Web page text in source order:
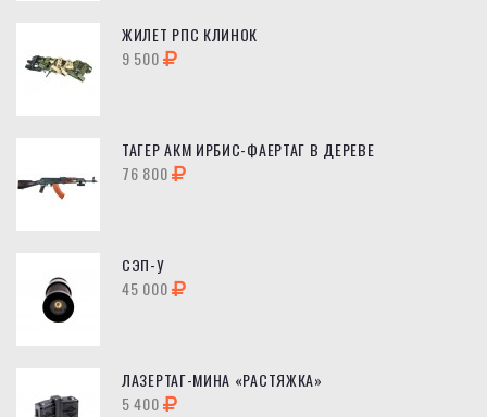
ЖИЛЕТ РПС КЛИНОК
9 500
ТАГЕР АКМ ИРБИС-ФАЕРТАГ В ДЕРЕВЕ
76 800
СЭП-У
45 000
ЛАЗЕРТАГ-МИНА «РАСТЯЖКА»
5 400